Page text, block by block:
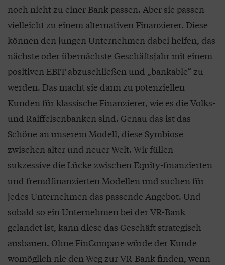
noch nicht zu einer Bank passen. Aber sie passen
vielleicht zu einem alternativen Finanzierer. Diese
können den jungen Unternehmen dabei helfen, das
nächste oder übernächste Geschäftsjahr mit einem
positiven EBIT abzuschließen und „bankable“ zu
werden. Das macht sie dann zu potenziellen
Kunden für klassische Finanzierer, wie es die Volks-
und Raiffeisenbanken sind. Genau das ist das
Schöne an unserem Modell, diese Symbiose
zwischen alter und neuer Welt. Wir füllen
sukzessive die Lücke zwischen Equity-finanzierten
und fremdfinanzierten Modellen und suchen für
jedes Unternehmen das passende Angebot. Und
sobald so ein Unternehmen bei der VR-Bank
gelandet ist, kann diese das Geschäft strategisch
ausbauen. Ohne FinCompare würde der Kunde
womöglich nie den Weg zur VR-Bank finden, wenn